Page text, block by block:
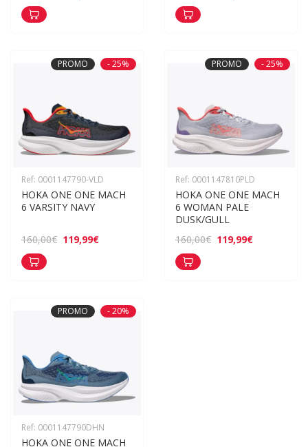
PROMO - 25%
Ref: 0001147790-VLD
HOKA ONE ONE MACH
6 VARSITY NAVY
160,00€ 119,99€
PROMO - 25%
Ref: 0001147810PLD
HOKA ONE ONE MACH
6 WOMAN PALE
DUSK/GULL
160,00€ 119,99€
PROMO - 20%
Ref: 0001147790DHN
HOKA ONE ONE MACH